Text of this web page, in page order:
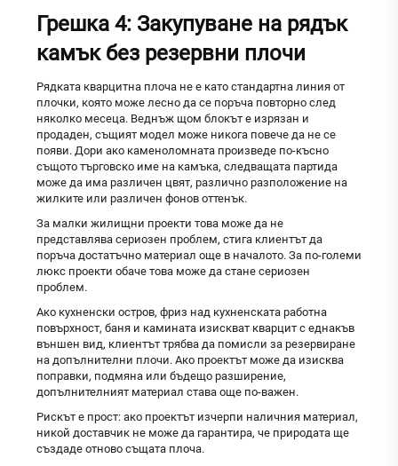
Грешка 4: Закупуване на рядък
камък без резервни плочи
Рядката кварцитна плоча не е като стандартна линия от
плочки, която може лесно да се поръча повторно след
няколко месеца. Веднъж щом блокът е изрязан и
продаден, същият модел може никога повече да не се
появи. Дори ако каменоломната произведе по-късно
същото търговско име на камъка, следващата партида
може да има различен цвят, различно разположение на
жилките или различен фонов оттенък.
За малки жилищни проекти това може да не
представлява сериозен проблем, стига клиентът да
поръча достатъчно материал още в началото. За по-големи
люкс проекти обаче това може да стане сериозен
проблем.
Ако кухненски остров, фриз над кухненската работна
повърхност, баня и камината изискват кварцит с еднакъв
външен вид, клиентът трябва да помисли за резервиране
на допълнителни плочи. Ако проектът може да изисква
поправки, подмяна или бъдещо разширение,
допълнителният материал става още по-важен.
Рискът е прост: ако проектът изчерпи наличния материал,
никой доставчик не може да гарантира, че природата ще
създаде отново същата плоча.